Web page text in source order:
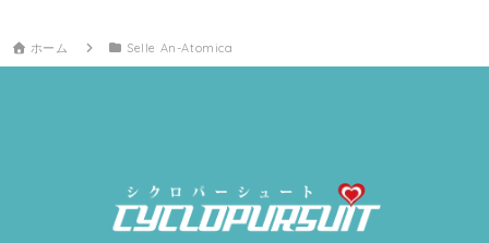
ホーム Selle An-Atomica